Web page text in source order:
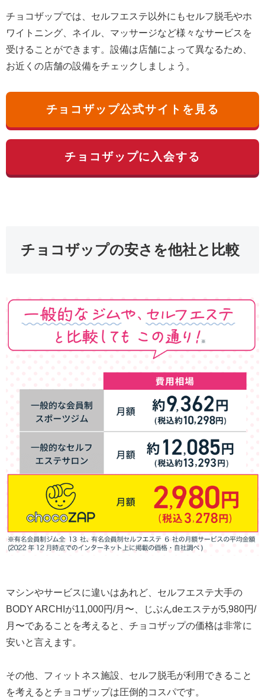
チョコザップでは、セルフエステ以外にもセルフ脱毛やホ
ワイトニング、ネイル、マッサージなど様々なサービスを
受けることができます。設備は店舗によって異なるため、
お近くの店舗の設備をチェックしましょう。
チョコザップ公式サイトを見る
チョコザップに入会する
チョコザップの安さを他社と比較
マシンやサービスに違いはあれど、セルフエステ大手の
BODY ARCHIが11,000円/月〜、じぶんdeエステが5,980円/
月〜であることを考えると、チョコザップの価格は非常に
安いと言えます。
その他、フィットネス施設、セルフ脱毛が利用できること
を考えるとチョコザップは圧倒的コスパです。